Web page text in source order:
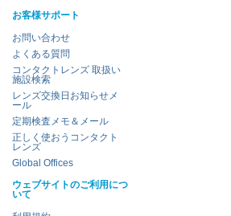
お客様サポート
お問い合わせ
よくある質問
コンタクトレンズ 取扱い
施設検索
レンズ交換日お知らせメ
ール
定期検査メモ＆メール
正しく使おうコンタクト
レンズ
Global Offices
ウェブサイトのご利用につ
いて